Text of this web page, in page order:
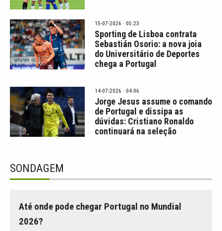
15-07-2026 · 05:23
Sporting de Lisboa contrata
Sebastián Osorio: a nova joia
do Universitário de Deportes
chega a Portugal
14-07-2026 · 04:06
Jorge Jesus assume o comando
de Portugal e dissipa as
dúvidas: Cristiano Ronaldo
continuará na seleção
SONDAGEM
Até onde pode chegar Portugal no Mundial
2026?